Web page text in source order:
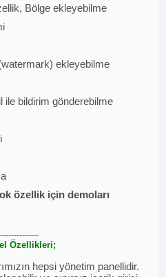
Bölge ekleyebilme
ekleyebilme
bildirim gönderebilme
özellik için demoları
Özellikleri;
hepsi yönetim panellidir.